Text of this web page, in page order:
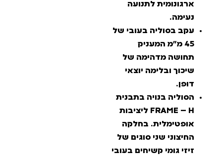
ארגונומית לתנועה
נעימה.
עקב בסוליה בעובי של
45 מ"מ המעניק
תחושה מדהימה של
שיכוך ובלימה יוצאי
דופן.
הסוליה בנויה בתבנית
FRAME – H ליציבות
אופטימלית. בחלקה
החיצוני שני סוגים של
זיזי גומי קשיחים בעובי